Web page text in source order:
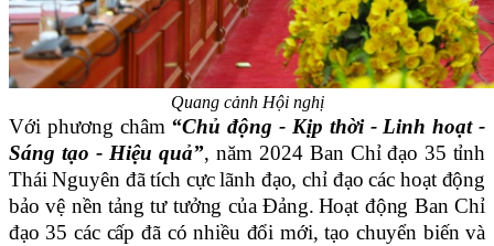
Quang cảnh Hội nghị
Với phương châm “Chủ động - Kịp thời - Linh hoạt -
Sáng tạo - Hiệu quả”, năm 2024Ban Chỉ đạo 35 tỉnh
Thái Nguyên đã tích cực lãnh đạo, chỉ đạo các hoạt động
bảo vệ nền tảng tư tưởng của Đảng. Hoạt động Ban Chỉ
đạo 35 các cấp đã có nhiều đổi mới, tạo chuyển biến và